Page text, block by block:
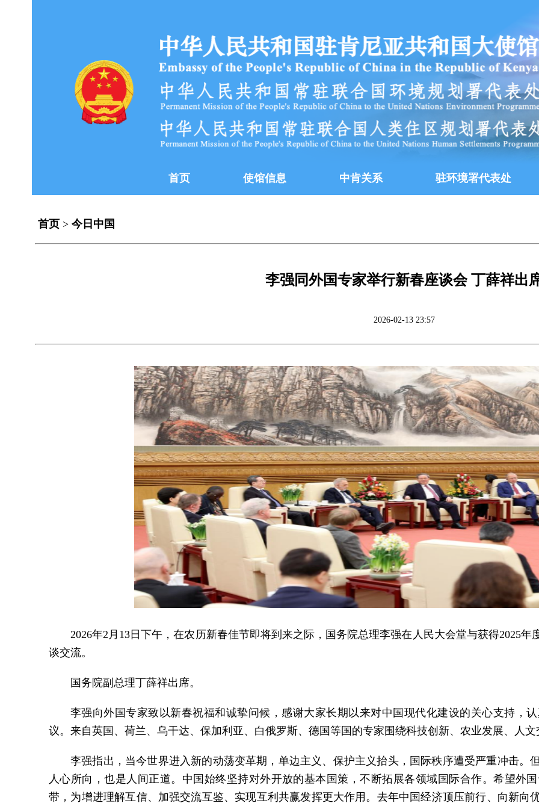
首页 使馆信息 中肯关系 驻环境署代表处
首页 > 今日中国
李强同外国专家举行新春座谈会 丁薛祥出
2026-02-13 23:57
2026年2月13日下午，在农历新春佳节即将到来之际，国务院总理李强在人民大会堂与获得2025
谈交流。
国务院副总理丁薛祥出席。
李强向外国专家致以新春祝福和诚挚问候，感谢大家长期以来对中国现代化建设的关心支持，
议。来自英国、荷兰、乌干达、保加利亚、白俄罗斯、德国等国的专家围绕科技创新、农业发展、人
李强指出，当今世界进入新的动荡变革期，单边主义、保护主义抬头，国际秩序遭受严重冲击。
人心所向，也是人间正道。中国始终坚持对外开放的基本国策，不断拓展各领域国际合作。希望外
带，为增进理解互信、加强交流互鉴、实现互利共赢发挥更大作用。去年中国经济顶压前行、向新向